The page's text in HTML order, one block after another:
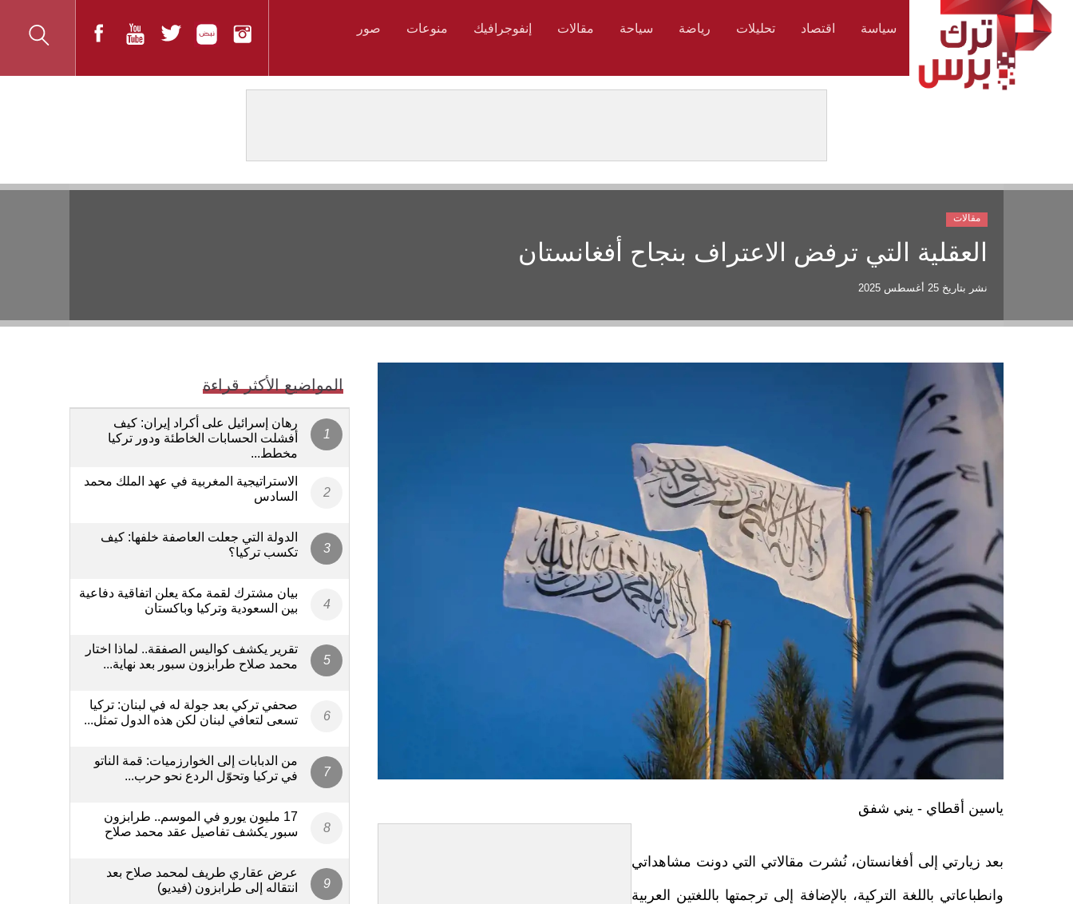
سياسة اقتصاد تحليلات رياضة سياحة مقالات إنفوجرافيك منوعات صور
العقلية التي ترفض الاعتراف بنجاح أفغانستان
نشر بتاريخ 25 أغسطس 2025
مقالات
ياسين أقطاي - يني شفق
بعد زيارتي إلى أفغانستان، نُشرت مقالاتي التي دونت مشاهداتي
وانطباعاتي باللغة التركية، بالإضافة إلى ترجمتها باللغتين العربية
المواضيع الأكثر قراءة
رهان إسرائيل على أكراد إيران: كيف
أفشلت الحسابات الخاطئة ودور تركيا
مخطط...
الاستراتيجية المغربية في عهد الملك محمد
السادس
الدولة التي جعلت العاصفة خلفها: كيف
تكسب تركيا؟
بيان مشترك لقمة مكة يعلن اتفاقية دفاعية
بين السعودية وتركيا وباكستان
تقرير يكشف كواليس الصفقة.. لماذا اختار
محمد صلاح طرابزون سبور بعد نهاية...
صحفي تركي بعد جولة له في لبنان: تركيا
تسعى لتعافي لبنان لكن هذه الدول تمثل...
من الدبابات إلى الخوارزميات: قمة الناتو
في تركيا وتحوّل الردع نحو حرب...
17 مليون يورو في الموسم.. طرابزون
سبور يكشف تفاصيل عقد محمد صلاح
عرض عقاري طريف لمحمد صلاح بعد
انتقاله إلى طرابزون (فيديو)